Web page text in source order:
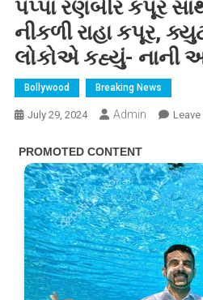
પપ્પા રણબીર કપૂર
નીકળી રાહા કપૂર,
લોકોએ કહ્યું- નાની
Bollywood Breaking News
July 29, 2024 Admin